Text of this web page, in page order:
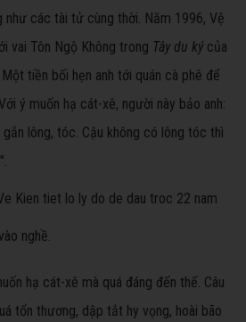
như các tài tử cùng thời. Năm 1996, Vệ
vai Tôn Ngộ Không trong Tây du kýcủa
tiền bối hẹn anh tới quán cà phê để
ý muốn hạ cát-xê, người này bảo anh:
lông, tóc. Cậu không có lông tóc thì
nghề.
hạ cát-xê mà quá đáng đến thế. Câu
tổn thương, dập tắt hy vọng, hoài bão